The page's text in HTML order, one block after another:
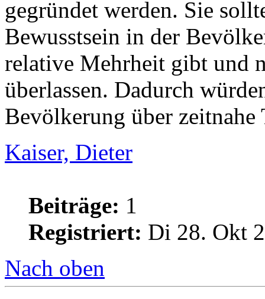
gegründet werden. Sie
Bewusstsein in der
relative Mehrheit gibt und
überlassen. Dadurch
Bevölkerung über zeitnahe
Kaiser, Dieter
Beiträge: 1
Registriert: Di 28. Okt
Nach oben